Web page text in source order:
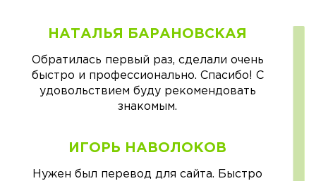
НАТАЛЬЯ БАРАНОВСКАЯ
Обратилась первый раз, сделали очень
быстро и профессионально. Спасибо! С
удовольствием буду рекомендовать
знакомым.
ИГОРЬ НАВОЛОКОВ
Нужен был перевод для сайта. Быстро